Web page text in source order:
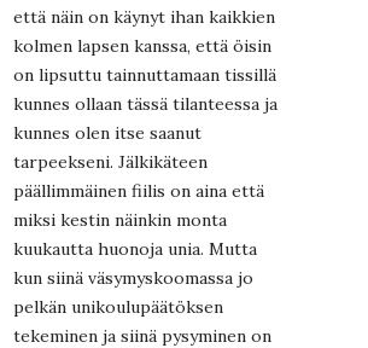
että näin on käynyt ihan kaikkien
kolmen lapsen kanssa, että öisin
on lipsuttu tainnuttamaan tissillä
kunnes ollaan tässä tilanteessa ja
kunnes olen itse saanut
tarpeekseni. Jälkikäteen
päällimmäinen fiilis on aina että
miksi kestin näinkin monta
kuukautta huonoja unia. Mutta
kun siinä väsymyskoomassa jo
pelkän unikoulupäätöksen
tekeminen ja siinä pysyminen on